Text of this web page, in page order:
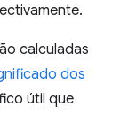
calculadas
dos
útil que